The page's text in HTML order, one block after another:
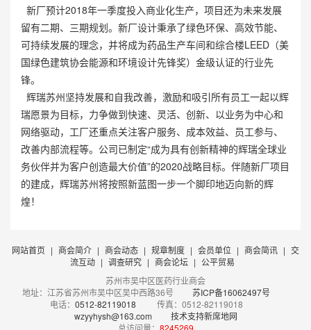
新厂预计2018年一季度投入商业化生产，项目还为未来发展
留有二期、三期规划。新厂设计秉承了绿色环保、高效节能、
可持续发展的理念，并将成为药品生产车间和综合楼LEED（美
国绿色建筑协会能源和环境设计先锋奖）金级认证的行业先
锋。
辉瑞苏州坚持发展和自我改善，激励和吸引所有员工一起以辉
瑞愿景为目标，力争做到快速、灵活、创新、以业务为中心和
网络驱动，工厂还重点关注客户服务、成本效益、员工参与、
改善内部流程等。公司已制定“成为具有创新精神的辉瑞全球业
务伙伴并为客户创造最大价值”的2020战略目标。伴随新厂项目
的建成，辉瑞苏州将按照新蓝图一步一个脚印地迈向新的辉
煌！
网站首页 | 商会简介 | 商会动态 | 规章制度 | 会员单位 | 商会简讯 | 交
流互动 | 调查研究 | 商会论坛 | 公平贸易
苏州市吴中区医药行业商会
地址：江苏省苏州市吴中区吴中西路36号
苏ICP备16062497号
电话： 0512-82119018 传真：0512-82119018
wzyyhysh@163.com
技术支持新席地网
总访问量： 8245269